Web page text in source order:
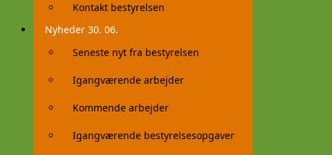
Kontakt bestyrelsen
Nyheder 30. 06.
Seneste nyt fra bestyrelsen
Igangværende arbejder
Kommende arbejder
Igangværende bestyrelsesopgaver